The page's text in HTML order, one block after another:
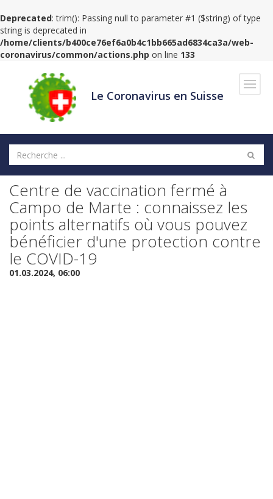
Deprecated: trim(): Passing null to parameter #1 ($string) of type
string is deprecated in
/home/clients/b400ce76ef6a0b4c1bb665ad6834ca3a/web-
coronavirus/common/actions.php on line 133
Le Coronavirus en Suisse
Centre de vaccination fermé à
Campo de Marte : connaissez les
points alternatifs où vous pouvez
bénéficier d'une protection contre
le COVID-19
01.03.2024, 06:00